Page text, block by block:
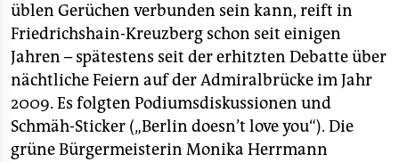
üblen Gerüchen verbunden sein kann, reift in
Friedrichshain-Kreuzberg schon seit einigen
Jahren – spätestens seit der erhitzten Debatte über
nächtliche Feiern auf der Admiralbrücke im Jahr
2009. Es folgten Podiumsdiskussionen und
Schmäh-Sticker („Berlin doesn’t love you“). Die
grüne Bürgermeisterin Monika Herrmann